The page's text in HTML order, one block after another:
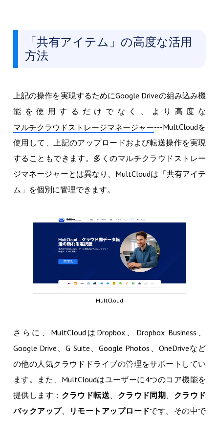
「共有アイテム」の高度な活用
方法
上記の操作を実現するためにGoogle Driveの組み込み機
能を使用するだけでなく、より高度な
マルチクラウドストレージマネージャー---MultCloudを
使用して、上記のアップロードおよび転送操作を実現
することもできます。多くのマルチクラウドストレー
ジマネージャーとは異なり、MultCloudは「共有アイテ
ム」を個別に管理できます。
MultCloud
さらに、MultCloudはDropbox、Dropbox Business、
Google Drive、G Suite、Google Photos、OneDriveなど
の他の人気クラウドドライブの管理をサポートしてい
ます。また、MultCloudはユーザーに4つのコア機能を
提供します： クラウド転送、 クラウド同期、 クラウド
バックアップ、 リモートアップロードです。その中で